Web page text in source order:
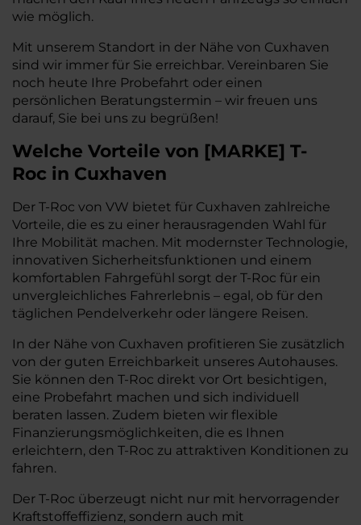
wie möglich.
Mit unserem Standort in der Nähe von Cuxhaven
sind wir immer für Sie erreichbar. Vereinbaren Sie
noch heute Ihre Probefahrt oder einen
persönlichen Beratungstermin – wir freuen uns
darauf, Sie bei uns zu begrüßen!
Welche Vorteile von [MARKE] T-
Roc in Cuxhaven
Der T-Roc von VW bietet für Cuxhaven zahlreiche
Vorteile, die es zu einer herausragenden Wahl für
Ihre Mobilität machen. Mit modernster Technologie,
innovativen Sicherheitsfunktionen und einem
komfortablen Fahrgefühl sorgt der T-Roc für ein
unvergleichliches Fahrerlebnis – egal, ob für den
täglichen Pendelverkehr oder längere Reisen.
In der Nähe von Cuxhaven profitieren Sie zusätzlich
von der guten Erreichbarkeit unseres Autohauses.
Sie können den T-Roc direkt vor Ort besichtigen,
eine Probefahrt machen und sich individuell
beraten lassen. Zudem bieten wir flexible
Finanzierungsmöglichkeiten, die es Ihnen
erleichtern, den T-Roc zu attraktiven Konditionen zu
fahren.
Der T-Roc überzeugt nicht nur mit hervorragender
Kraftstoffeffizienz, sondern auch mit